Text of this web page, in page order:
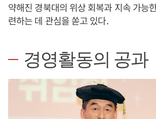
약해진 경북대의 위상 회복과 지속 가능
련하는 데 관심을 쏟고 있다.
경영활동의 공과